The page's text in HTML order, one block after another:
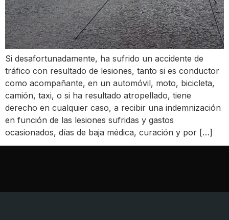
Si desafortunadamente, ha sufrido un accidente de
tráfico con resultado de lesiones, tanto si es conductor
como acompañante, en un automóvil, moto, bicicleta,
camión, taxi, o si ha resultado atropellado, tiene
derecho en cualquier caso, a recibir una indemnización
en función de las lesiones sufridas y gastos
ocasionados, días de baja médica, curación y por […]